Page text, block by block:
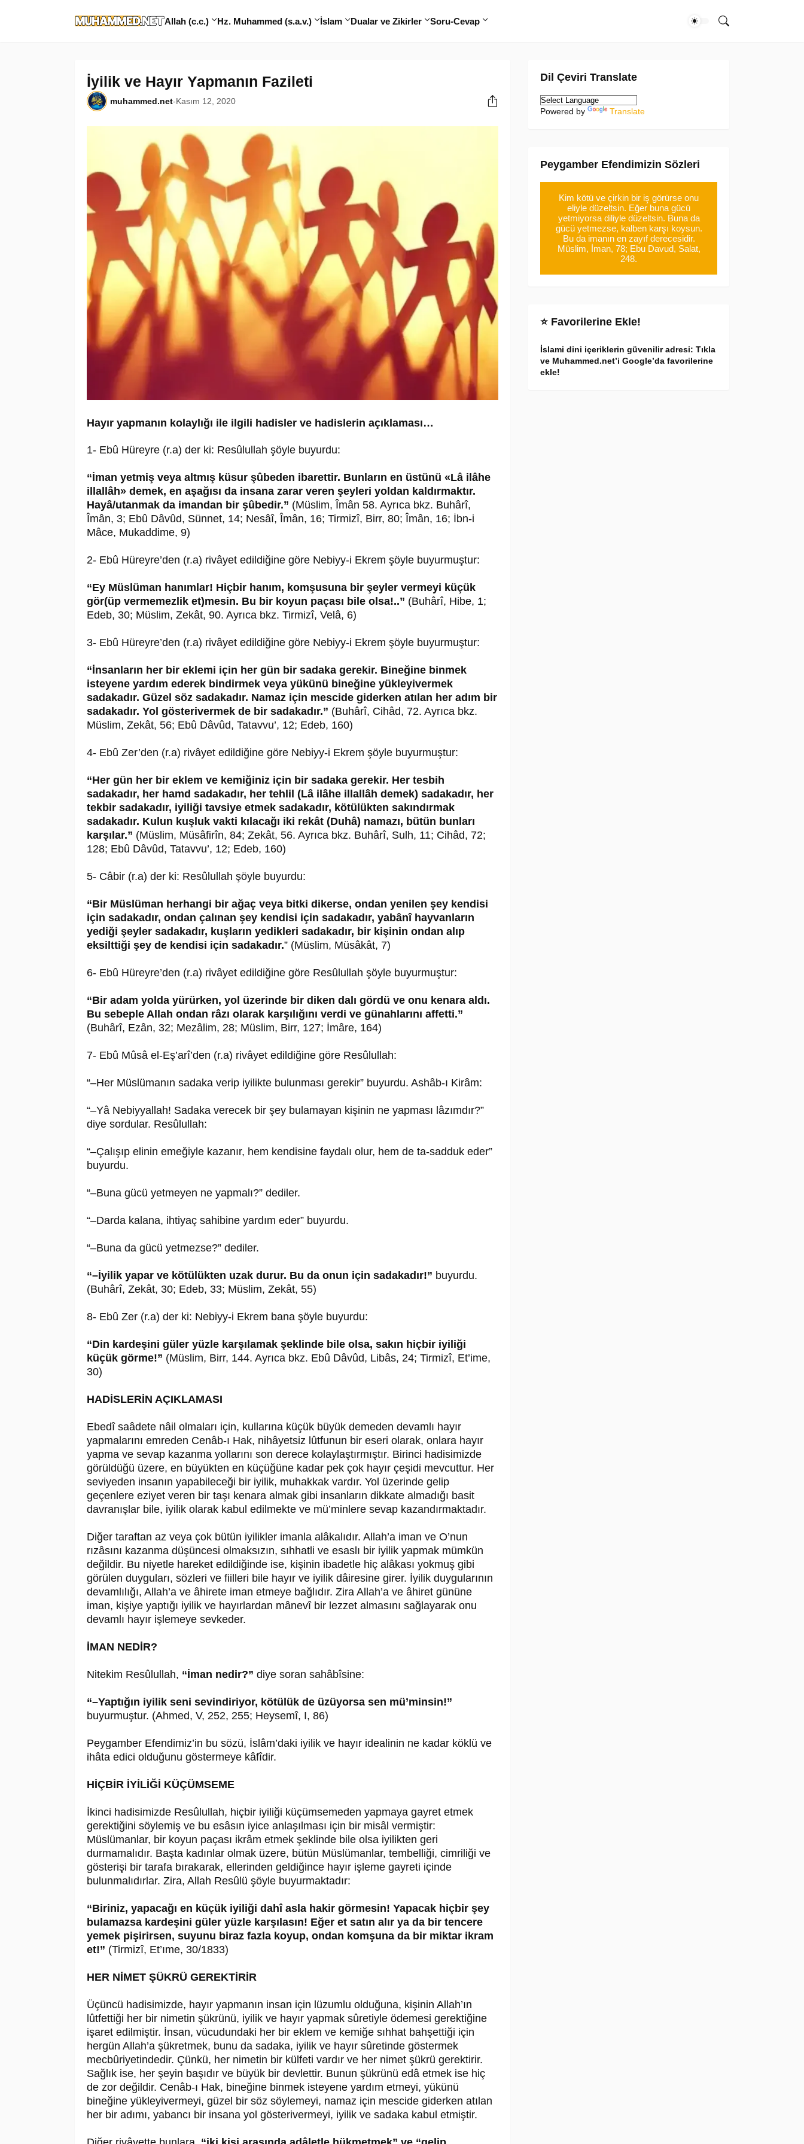
Allah (c.c.) Hz. Muhammed (s.a.v.) İslam Dualar ve Zikirler Soru-Cevap
İyilik ve Hayır Yapmanın Fazileti
muhammed.net-Kasım 12, 2020
Hayır yapmanın kolaylığı ile ilgili hadisler ve hadislerin açıklaması…
1- Ebû Hüreyre (r.a) der ki: Resûlullah şöyle buyurdu:
“İman yetmiş veya altmış küsur şûbeden ibarettir. Bunların en üstünü «Lâ ilâhe
illallâh» demek, en aşağısı da insana zarar veren şeyleri yoldan kaldırmaktır.
Hayâ/utanmak da imandan bir şûbedir.” (Müslim, Îmân 58. Ayrıca bkz. Buhârî,
Îmân, 3; Ebû Dâvûd, Sünnet, 14; Nesâî, Îmân, 16; Tirmizî, Birr, 80; Îmân, 16; İbn-i
Mâce, Mukaddime, 9)
2- Ebû Hüreyre’den (r.a) rivâyet edildiğine göre Nebiyy-i Ekrem şöyle buyurmuştur:
“Ey Müslüman hanımlar! Hiçbir hanım, komşusuna bir şeyler vermeyi küçük
gör(üp vermemezlik et)mesin. Bu bir koyun paçası bile olsa!..” (Buhârî, Hibe, 1;
Edeb, 30; Müslim, Zekât, 90. Ayrıca bkz. Tirmizî, Velâ, 6)
3- Ebû Hüreyre’den (r.a) rivâyet edildiğine göre Nebiyy-i Ekrem şöyle buyurmuştur:
“İnsanların her bir eklemi için her gün bir sadaka gerekir. Bineğine binmek
isteyene yardım ederek bindirmek veya yükünü bineğine yükleyivermek
sadakadır. Güzel söz sadakadır. Namaz için mescide giderken atılan her adım bir
sadakadır. Yol gösterivermek de bir sadakadır.” (Buhârî, Cihâd, 72. Ayrıca bkz.
Müslim, Zekât, 56; Ebû Dâvûd, Tatavvu’, 12; Edeb, 160)
4- Ebû Zer’den (r.a) rivâyet edildiğine göre Nebiyy-i Ekrem şöyle buyurmuştur:
“Her gün her bir eklem ve kemiğiniz için bir sadaka gerekir. Her tesbih
sadakadır, her hamd sadakadır, her tehlil (Lâ ilâhe illallâh demek) sadakadır, her
tekbir sadakadır, iyiliği tavsiye etmek sadakadır, kötülükten sakındırmak
sadakadır. Kulun kuşluk vakti kılacağı iki rekât (Duhâ) namazı, bütün bunları
karşılar.” (Müslim, Müsâfirîn, 84; Zekât, 56. Ayrıca bkz. Buhârî, Sulh, 11; Cihâd, 72;
128; Ebû Dâvûd, Tatavvu’, 12; Edeb, 160)
5- Câbir (r.a) der ki: Resûlullah şöyle buyurdu:
“Bir Müslüman herhangi bir ağaç veya bitki dikerse, ondan yenilen şey kendisi
için sadakadır, ondan çalınan şey kendisi için sadakadır, yabânî hayvanların
yediği şeyler sadakadır, kuşların yedikleri sadakadır, bir kişinin ondan alıp
eksilttiği şey de kendisi için sadakadır.” (Müslim, Müsâkât, 7)
6- Ebû Hüreyre’den (r.a) rivâyet edildiğine göre Resûlullah şöyle buyurmuştur:
“Bir adam yolda yürürken, yol üzerinde bir diken dalı gördü ve onu kenara aldı.
Bu sebeple Allah ondan râzı olarak karşılığını verdi ve günahlarını affetti.”
(Buhârî, Ezân, 32; Mezâlim, 28; Müslim, Birr, 127; İmâre, 164)
7- Ebû Mûsâ el-Eş’arî’den (r.a) rivâyet edildiğine göre Resûlullah:
“–Her Müslümanın sadaka verip iyilikte bulunması gerekir” buyurdu. Ashâb-ı Kirâm:
“–Yâ Nebiyyallah! Sadaka verecek bir şey bulamayan kişinin ne yapması lâzımdır?”
diye sordular. Resûlullah:
“–Çalışıp elinin emeğiyle kazanır, hem kendisine faydalı olur, hem de ta-sadduk eder”
buyurdu.
“–Buna gücü yetmeyen ne yapmalı?” dediler.
“–Darda kalana, ihtiyaç sahibine yardım eder” buyurdu.
“–Buna da gücü yetmezse?” dediler.
“–İyilik yapar ve kötülükten uzak durur. Bu da onun için sadakadır!” buyurdu.
(Buhârî, Zekât, 30; Edeb, 33; Müslim, Zekât, 55)
8- Ebû Zer (r.a) der ki: Nebiyy-i Ekrem bana şöyle buyurdu:
“Din kardeşini güler yüzle karşılamak şeklinde bile olsa, sakın hiçbir iyiliği
küçük görme!” (Müslim, Birr, 144. Ayrıca bkz. Ebû Dâvûd, Libâs, 24; Tirmizî, Et’ime,
30)
HADİSLERİN AÇIKLAMASI
Ebedî saâdete nâil olmaları için, kullarına küçük büyük demeden devamlı hayır
yapmalarını emreden Cenâb-ı Hak, nihâyetsiz lûtfunun bir eseri olarak, onlara hayır
yapma ve sevap kazanma yollarını son derece kolaylaştırmıştır. Birinci hadisimizde
görüldüğü üzere, en büyükten en küçüğüne kadar pek çok hayır çeşidi mevcuttur. Her
seviyeden insanın yapabileceği bir iyilik, muhakkak vardır. Yol üzerinde gelip
geçenlere eziyet veren bir taşı kenara almak gibi insanların dikkate almadığı basit
davranışlar bile, iyilik olarak kabul edilmekte ve mü’minlere sevap kazandırmaktadır.
Diğer taraftan az veya çok bütün iyilikler imanla alâkalıdır. Allah’a iman ve O’nun
rızâsını kazanma düşüncesi olmaksızın, sıhhatli ve esaslı bir iyilik yapmak mümkün
değildir. Bu niyetle hareket edildiğinde ise, kişinin ibadetle hiç alâkası yokmuş gibi
görülen duyguları, sözleri ve fiilleri bile hayır ve iyilik dâiresine girer. İyilik duygularının
devamlılığı, Allah’a ve âhirete iman etmeye bağlıdır. Zira Allah’a ve âhiret gününe
iman, kişiye yaptığı iyilik ve hayırlardan mânevî bir lezzet almasını sağlayarak onu
devamlı hayır işlemeye sevkeder.
İMAN NEDİR?
Nitekim Resûlullah, “İman nedir?” diye soran sahâbîsine:
“–Yaptığın iyilik seni sevindiriyor, kötülük de üzüyorsa sen mü’minsin!”
buyurmuştur. (Ahmed, V, 252, 255; Heysemî, I, 86)
Peygamber Efendimiz’in bu sözü, İslâm’daki iyilik ve hayır idealinin ne kadar köklü ve
ihâta edici olduğunu göstermeye kâfîdir.
HİÇBİR İYİLİĞİ KÜÇÜMSEME
İkinci hadisimizde Resûlullah, hiçbir iyiliği küçümsemeden yapmaya gayret etmek
gerektiğini söylemiş ve bu esâsın iyice anlaşılması için bir misâl vermiştir:
Müslümanlar, bir koyun paçası ikrâm etmek şeklinde bile olsa iyilikten geri
durmamalıdır. Başta kadınlar olmak üzere, bütün Müslümanlar, tembelliği, cimriliği ve
gösterişi bir tarafa bırakarak, ellerinden geldiğince hayır işleme gayreti içinde
bulunmalıdırlar. Zira, Allah Resûlü şöyle buyurmaktadır:
“Biriniz, yapacağı en küçük iyiliği dahî asla hakir görmesin! Yapacak hiçbir şey
bulamazsa kardeşini güler yüzle karşılasın! Eğer et satın alır ya da bir tencere
yemek pişirirsen, suyunu biraz fazla koyup, ondan komşuna da bir miktar ikram
et!” (Tirmizî, Et’ıme, 30/1833)
HER NİMET ŞÜKRÜ GEREKTİRİR
Üçüncü hadisimizde, hayır yapmanın insan için lüzumlu olduğuna, kişinin Allah’ın
lûtfettiği her bir nimetin şükrünü, iyilik ve hayır yapmak sûretiyle ödemesi gerektiğine
işaret edilmiştir. İnsan, vücudundaki her bir eklem ve kemiğe sıhhat bahşettiği için
hergün Allah’a şükretmek, bunu da sadaka, iyilik ve hayır sûretinde göstermek
mecbûriyetindedir. Çünkü, her nimetin bir külfeti vardır ve her nimet şükrü gerektirir.
Sağlık ise, her şeyin başıdır ve büyük bir devlettir. Bunun şükrünü edâ etmek ise hiç
de zor değildir. Cenâb-ı Hak, bineğine binmek isteyene yardım etmeyi, yükünü
bineğine yükleyivermeyi, güzel bir söz söylemeyi, namaz için mescide giderken atılan
her bir adımı, yabancı bir insana yol gösterivermeyi, iyilik ve sadaka kabul etmiştir.
Dil Çeviri Translate
Powered by Translate
Peygamber Efendimizin Sözleri
Kim kötü ve çirkin bir iş görürse onu
eliyle düzeltsin. Eğer buna gücü
yetmiyorsa diliyle düzeltsin. Buna da
gücü yetmezse, kalben karşı koysun.
Bu da imanın en zayıf derecesidir.
Müslim, İman, 78; Ebu Davud, Salat,
248.
⭐ Favorilerine Ekle!
İslami dini içeriklerin güvenilir adresi: Tıkla
ve Muhammed.net’i Google’da favorilerine
ekle!